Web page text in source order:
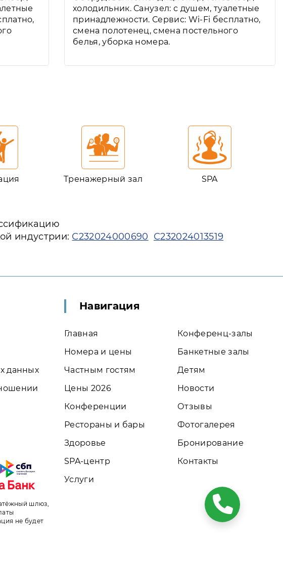
холодильник. Санузел: с душем, туалетные
принадлежности. Сервис: Wi-Fi бесплатно,
смена полотенец, смена постельного
белья, уборка номера.
Тренажерный зал SPA
индустрии: С232024000690 С232024013519
данных
шлюз,
не будет
Навигация
Главная
Номера и цены
Частным гостям
Цены 2026
Конференции
Рестораны и бары
Здоровье
SPA-центр
Услуги
Конференц-залы
Банкетные залы
Детям
Новости
Отзывы
Фотогалерея
Бронирование
Контакты